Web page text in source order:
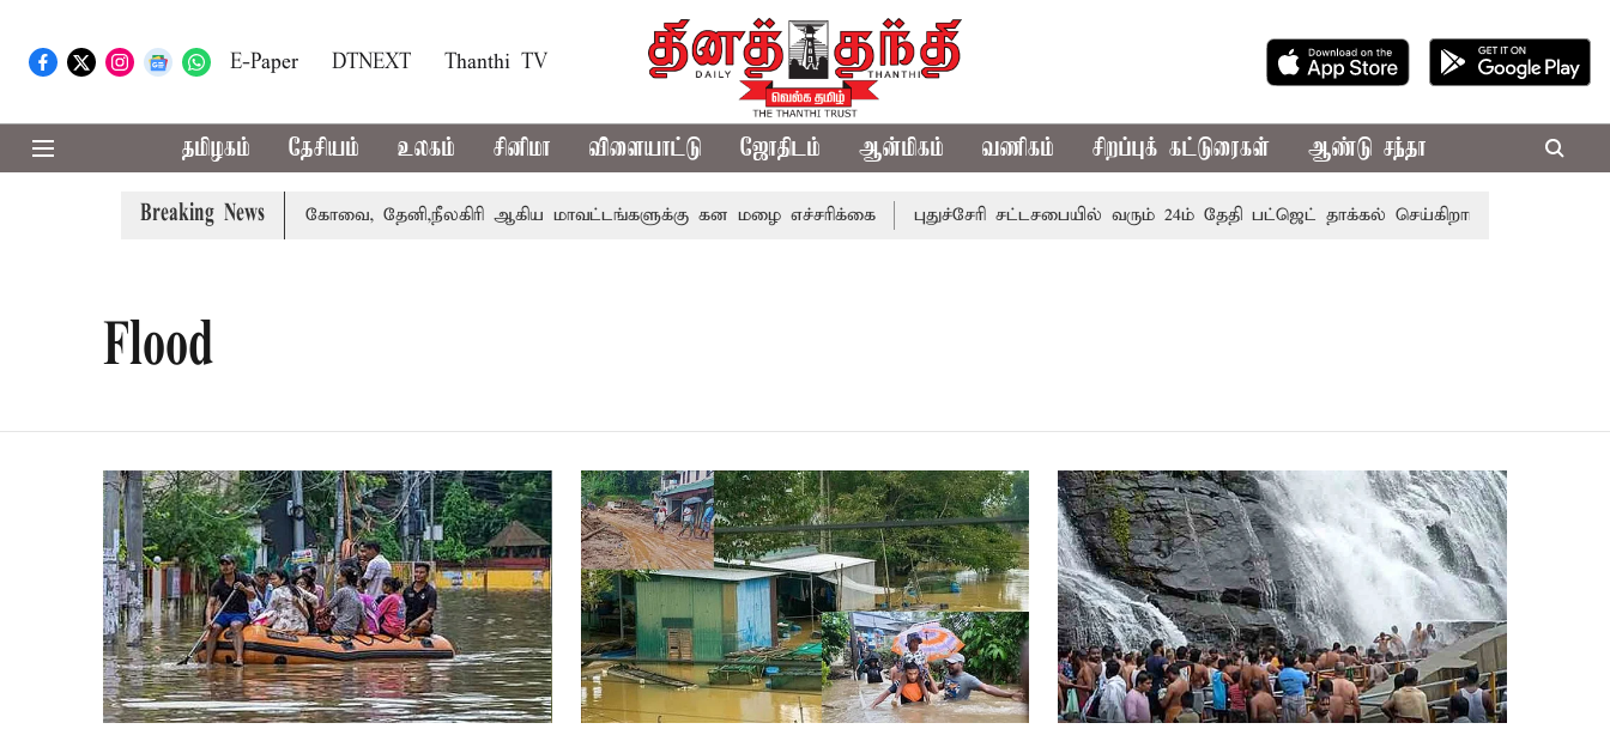
E-Paper DTNEXT Thanthi TV
தமிழகம் தேசியம் உலகம் சினிமா விளையாட்டு ஜோதிடம் ஆன்மிகம் வணிகம் சிறப்புக் கட்டுரைகள் ஆண்டு சந்தா
Breaking News
வாபஸ் பெற்றார் சங்கீதா கோவை, தேனி,நீலகிரி ஆகிய மாவட்டங்களுக்கு கன மழை எச்சரிக்கை புதுச்சேரி சட்டசபையில் வரும் 24ம் தேதி பட்ஜெட் தாக்கல் செய்கிறார் முதல்-அமைச்சர்
Flood